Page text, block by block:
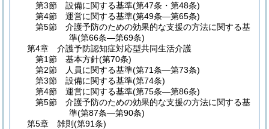
第3節
設備に関する基準(第47条・第48条)
第4節
運営に関する基準(第49条―第65条)
第5節
介護予防のための効果的な支援の方法に関する基
準(第66条―第69条)
第4章
介護予防認知症対応型共同生活介護
第1節
基本方針(第70条)
第2節
人員に関する基準(第71条―第73条)
第3節
設備に関する基準(第74条)
第4節
運営に関する基準(第75条―第86条)
第5節
介護予防のための効果的な支援の方法に関する基
準(第87条―第90条)
第5章
雑則 (第91条)